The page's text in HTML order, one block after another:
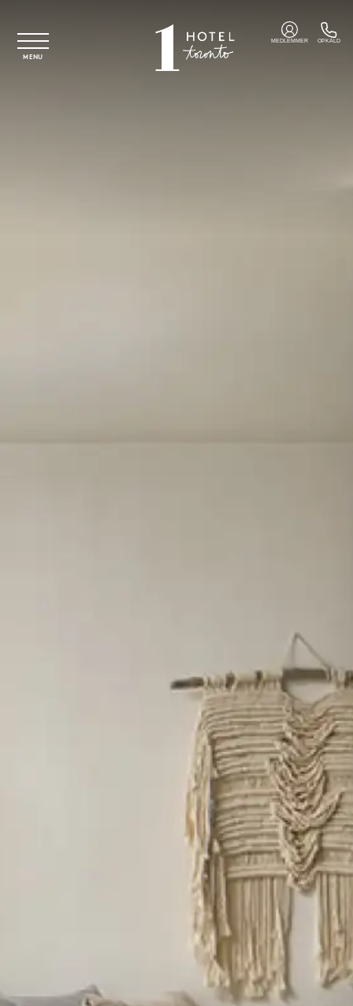
MENU
MEDLEMMER OPKALD